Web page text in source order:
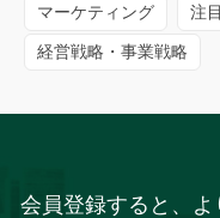
マーケティング 注
経営戦略・事業戦略
会員登録すると、